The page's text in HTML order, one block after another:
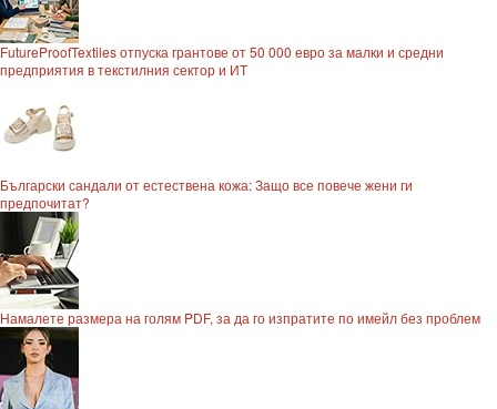
FutureProofTextiles отпуска грантове от 50 000 евро за малки и средни
предприятия в текстилния сектор и ИТ
Български сандали от естествена кожа: Защо все повече жени ги
предпочитат?
Намалете размера на голям PDF, за да го изпратите по имейл без проблем